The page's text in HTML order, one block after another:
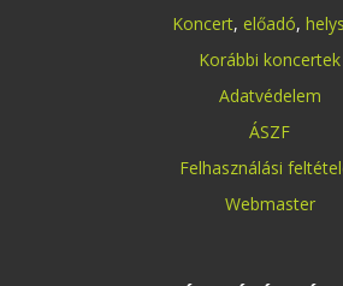
Koncert, előadó,
Korábbi koncertek
Adatvédelem
ÁSZF
Felhasználási
Webmaster